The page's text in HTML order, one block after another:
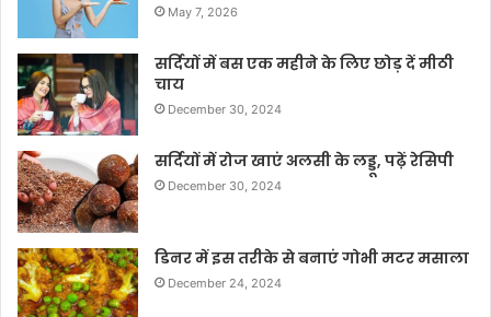
May 7, 2026
सर्दियों में बस एक महीने के लिए छोड़ दें मीठी
चाय
December 30, 2024
सर्दियों में रोज खाएं अलसी के लड्डू, पढ़ें रेसिपी
December 30, 2024
डिनर में इस तरीके से बनाएं गोभी मटर मसाला
December 24, 2024